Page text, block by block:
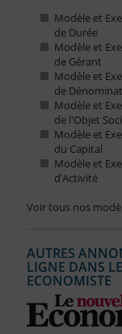
Modèle et
de Durée
Modèle et
de Gérant
Modèle et
de
Modèle et
de l'Objet
Modèle et
du Capital
Modèle et
d’Activité
Voir tous nos
AUTRES
LIGNE DANS
ECONOMISTE